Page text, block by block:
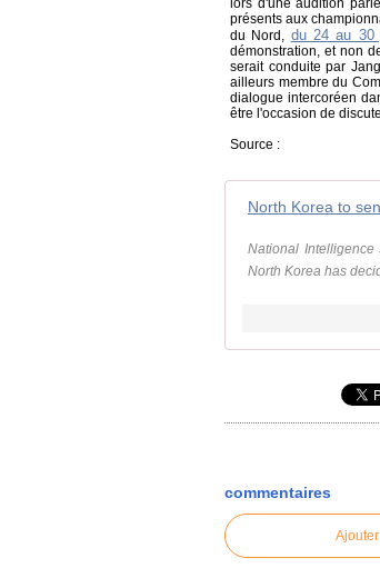
lors d'une audition
présents aux
du Nord, du 24 au 30
démonstration, et non
serait conduite par
ailleurs membre du
dialogue intercoréen
être l'occasion de
Source :
North Korea to
National
North Korea has
commentaires